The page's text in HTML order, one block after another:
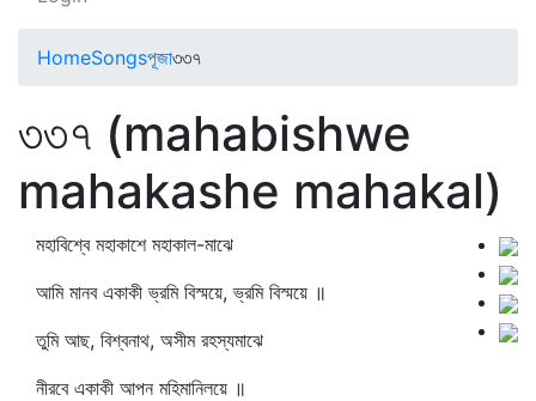
HomeSongsপূজা৩৩৭
৩৩৭ (mahabishwe
mahakashe mahakal)
মহাবিশ্বে মহাকাশে মহাকাল-মাঝে
আমি মানব একাকী ভ্রমি বিস্ময়ে, ভ্রমি বিস্ময়ে ॥
তুমি আছ, বিশ্বনাথ, অসীম রহস্যমাঝে
নীরবে একাকী আপন মহিমানিলয়ে ॥